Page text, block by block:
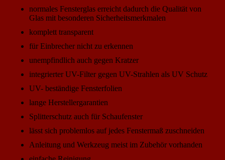
normales Fensterglas erreicht dadurch die Qualität von
Glas mit besonderen Sicherheitsmerkmalen
komplett transparent
für Einbrecher nicht zu erkennen
unempfindlich auch gegen Kratzer
integrierter UV-Filter gegen UV-Strahlen als UV Schutz
UV- beständige Fensterfolien
lange Herstellergarantien
Splitterschutz auch für Schaufenster
lässt sich problemlos auf jedes Fenstermaß zuschneiden
Anleitung und Werkzeug meist im Zubehör vorhanden